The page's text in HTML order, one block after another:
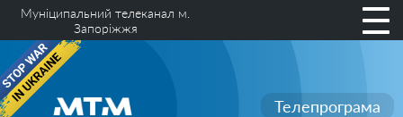
Муніципальний телеканал м.
Запоріжжя
Телепрограма